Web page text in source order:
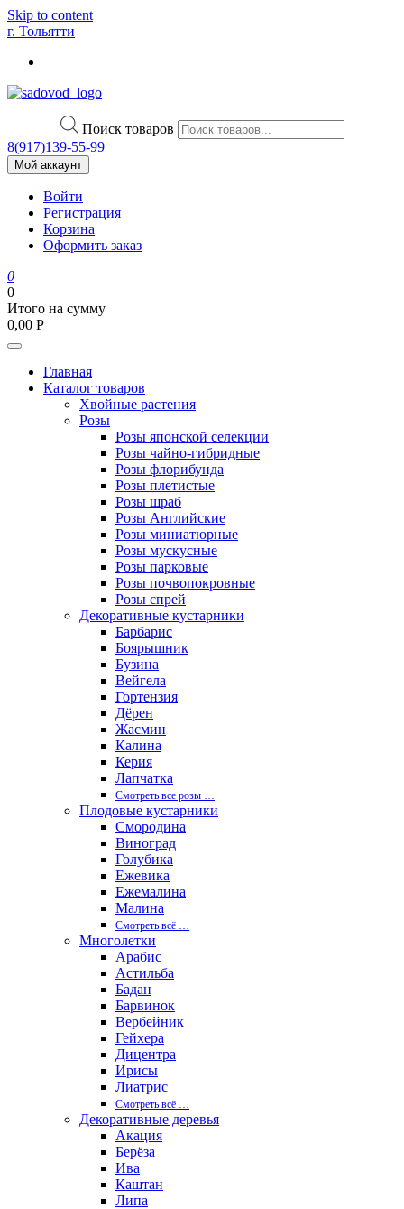
Skip to content
г. Тольятти
Поиск товаров
8(917)139‑55-99
Мой аккаунт
Войти
Регистрация
Корзина
Оформить заказ
0
0
Итого на сумму
0,00 Р
Главная
Каталог товаров
Хвойные растения
Розы
Розы японской селекции
Розы чайно-гибридные
Розы флорибунда
Розы плетистые
Розы шраб
Розы Английские
Розы миниатюрные
Розы мускусные
Розы парковые
Розы почвопокровные
Розы спрей
Декоративные кустарники
Барбарис
Боярышник
Бузина
Вейгела
Гортензия
Дёрен
Жасмин
Калина
Керия
Лапчатка
Смотреть все розы …
Плодовые кустарники
Смородина
Виноград
Голубика
Ежевика
Ежемалина
Малина
Смотреть вcё …
Многолетки
Арабис
Астильба
Бадан
Барвинок
Вербейник
Гейхера
Дицентра
Ирисы
Лиатрис
Смотреть вcё …
Декоративные деревья
Акация
Берёза
Ива
Каштан
Липа